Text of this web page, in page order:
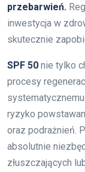
przebarwień.
inwestycja w
skutecznie
SPF 50 nie tylko
procesy
ryzyko
oraz podrażnień.
absolutnie
złuszczających